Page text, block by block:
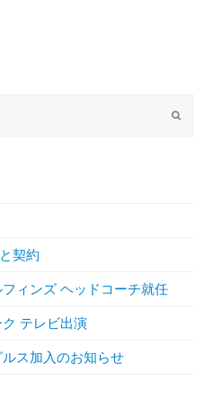
Submit
契約
ィンズ ヘッドコーチ就任
テレビ出演
ス加入のお知らせ